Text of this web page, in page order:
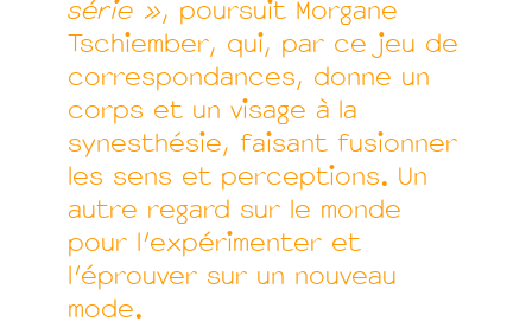
série », poursuit Morgane
Tschiember, qui, par ce jeu de
correspondances, donne un
corps et un visage à la
synesthésie, faisant fusionner
les sens et perceptions. Un
autre regard sur le monde
pour l’expérimenter et
l’éprouver sur un nouveau
mode.